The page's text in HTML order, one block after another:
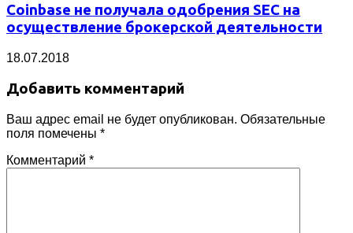
Coinbase не получала одобрения SEC на
осуществление брокерской деятельности
18.07.2018
Добавить комментарий
Ваш адрес email не будет опубликован. Обязательные
поля помечены *
Комментарий *